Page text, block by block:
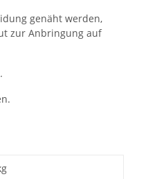
genäht werden,
zur Anbringung auf